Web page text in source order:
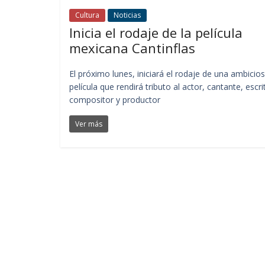
Cultura Noticias
Inicia el rodaje de la película
mexicana Cantinflas
El próximo lunes, iniciará el rodaje de una
película que rendirá tributo al actor, cantante,
compositor y productor
Ver más